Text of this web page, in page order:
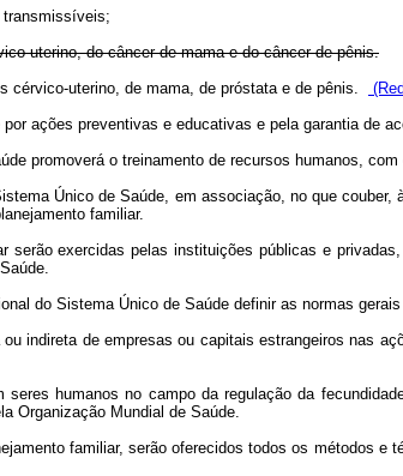
transmissíveis;
uterino, do câncer de mama e do câncer de pênis.
cérvico-uterino, de mama, de próstata e de pênis.
ações preventivas e educativas e pela garantia de
promoverá o treinamento de recursos humanos,
Único de Saúde, em associação, no que
familiar.
serão exercidas pelas instituições públicas e
do Sistema Único de Saúde definir as normas
indireta de empresas ou capitais estrangeiros nas
seres humanos no campo da regulação da
Organização Mundial de Saúde.
familiar, serão oferecidos todos os métodos